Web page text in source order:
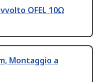
OFEL 10Ω
Montaggio a